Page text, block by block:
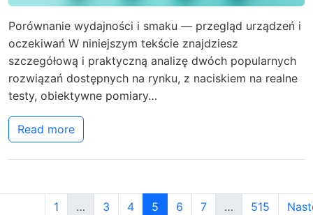
Porównanie wydajności i smaku — przegląd urządzeń i
oczekiwań W niniejszym tekście znajdziesz
szczegółową i praktyczną analizę dwóch popularnych
rozwiązań dostępnych na rynku, z naciskiem na realne
testy, obiektywne pomiary…
Read more
1 … 3 4 5 6 7 … 515